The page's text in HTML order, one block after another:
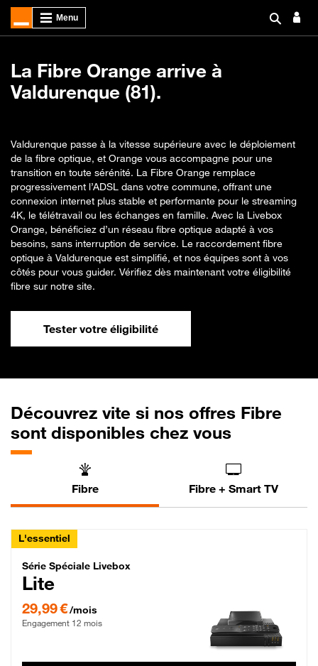
La Fibre Orange arrive à
Valdurenque (81).
Valdurenque passe à la vitesse supérieure avec le déploiement
de la fibre optique, et Orange vous accompagne pour une
transition en toute sérénité. La Fibre Orange remplace
progressivement l’ADSL dans votre commune, offrant une
connexion internet plus stable et performante pour le streaming
4K, le télétravail ou les échanges en famille. Avec la Livebox
Orange, bénéficiez d’un réseau fibre optique adapté à vos
besoins, sans interruption de service. Le raccordement fibre
optique à Valdurenque est simplifié, et nos équipes sont à vos
côtés pour vous guider. Vérifiez dès maintenant votre éligibilité
fibre sur notre site.
Tester votre éligibilité
Découvrez vite si nos offres Fibre
sont disponibles chez vous
Fibre Fibre + Smart TV
L'essentiel
Série Spéciale Livebox Lite Fibre
Série Spéciale Livebox
Lite
29,99 €/mois
Engagement 12 mois